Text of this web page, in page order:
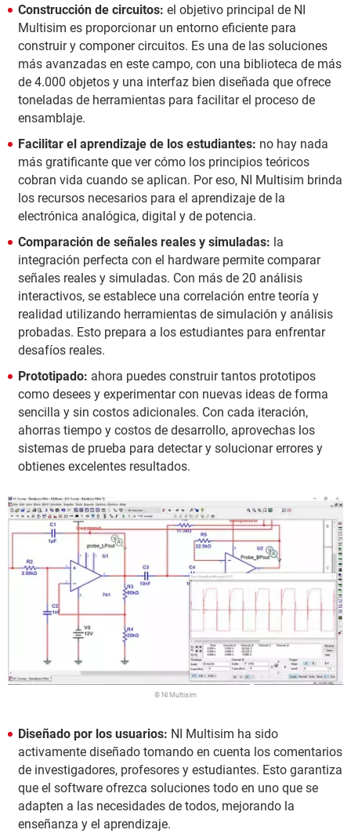
Construcción de circuitos: el objetivo principal de NI
Multisim es proporcionar un entorno eficiente para
construir y componer circuitos. Es una de las soluciones
más avanzadas en este campo, con una biblioteca de más
de 4.000 objetos y una interfaz bien diseñada que ofrece
toneladas de herramientas para facilitar el proceso de
ensamblaje.
Facilitar el aprendizaje de los estudiantes: no hay nada
más gratificante que ver cómo los principios teóricos
cobran vida cuando se aplican. Por eso, NI Multisim brinda
los recursos necesarios para el aprendizaje de la
electrónica analógica, digital y de potencia.
Comparación de señales reales y simuladas: la
integración perfecta con el hardware permite comparar
señales reales y simuladas. Con más de 20 análisis
interactivos, se establece una correlación entre teoría y
realidad utilizando herramientas de simulación y análisis
probadas. Esto prepara a los estudiantes para enfrentar
desafíos reales.
Prototipado: ahora puedes construir tantos prototipos
como desees y experimentar con nuevas ideas de forma
sencilla y sin costos adicionales. Con cada iteración,
ahorras tiempo y costos de desarrollo, aprovechas los
sistemas de prueba para detectar y solucionar errores y
obtienes excelentes resultados.
© NI Multisim
Diseñado por los usuarios: NI Multisim ha sido
activamente diseñado tomando en cuenta los comentarios
de investigadores, profesores y estudiantes. Esto garantiza
que el software ofrezca soluciones todo en uno que se
adapten a las necesidades de todos, mejorando la
enseñanza y el aprendizaje.